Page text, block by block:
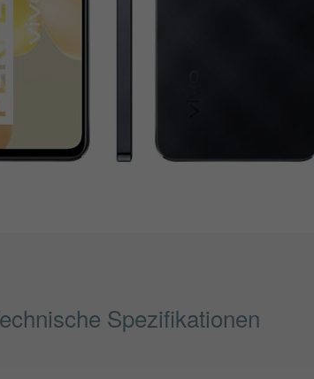
Spezifikationen